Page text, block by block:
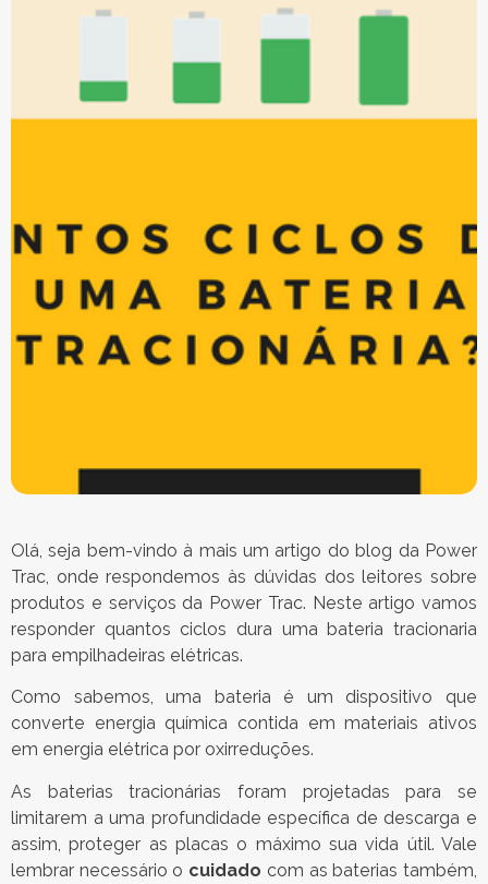
Olá, seja bem-vindo à mais um artigo do blog da Power
Trac, onde respondemos às dúvidas dos leitores sobre
produtos e serviços da Power Trac. Neste artigo vamos
responder quantos ciclos dura uma bateria tracionaria
para empilhadeiras elétricas.
Como sabemos, uma bateria é um dispositivo que
converte energia química contida em materiais ativos
em energia elétrica por oxirreduções.
As baterias tracionárias foram projetadas para se
limitarem a uma profundidade específica de descarga e
assim, proteger as placas o máximo sua vida útil. Vale
lembrar necessário o cuidado com as baterias também,